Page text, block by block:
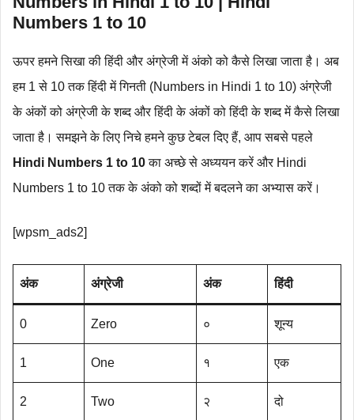
Numbers 1 to 10
ऊपर हमने सिखा की हिंदी और अंग्रेजी में अंको को कैसे लिखा जाता है। अब
हम 1 से 10 तक हिंदी में गिनती (Numbers in Hindi 1 to 10) अंग्रेजी
के अंकों को अंग्रेजी के शब्द और हिंदी के अंकों को हिंदी के शब्द में कैसे लिखा
जाता है। समझने के लिए निचे हमने कुछ टेबल दिए हैं, आप सबसे पहले
Hindi Numbers 1 to 10का अच्छे से अध्ययन करें और Hindi
Numbers 1 to 10 तक के अंको को शब्दों में बदलने का अभ्यास करें।
[wpsm_ads2]
अंक अंग्रेजी अंक हिंदी
0 Zero ० शून्य
1 One १ एक
2 Two २ दो